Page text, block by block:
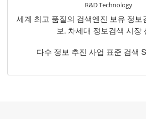
R&D Technology
세계 최고 품질의 검색엔진 보유 정보
보. 차세대 정보검색 시장
다수 정보 추진 사업 표준 검색